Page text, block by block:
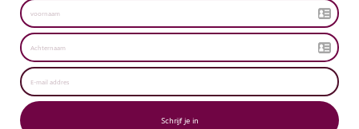
Schrijf je in